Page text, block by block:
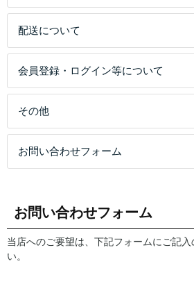
配送について
会員登録・ログイン等について
その他
お問い合わせフォーム
お問い合わせフォーム
当店へのご要望は、下記フォームにご記入
い。